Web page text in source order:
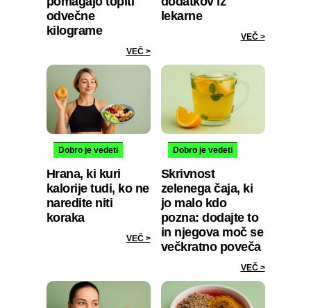
odvečne
kilograme
VEČ >
lekarne
VEČ >
Dobro je vedeti
Hrana, ki kuri
kalorije tudi, ko ne
naredite niti
koraka
VEČ >
Dobro je vedeti
Skrivnost
zelenega čaja, ki
jo malo kdo
pozna: dodajte to
in njegova moč se
večkratno poveča
VEČ >